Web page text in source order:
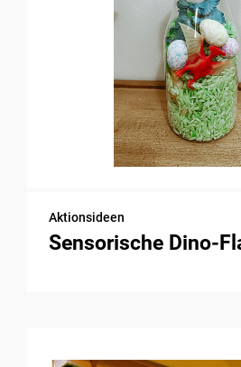
Aktionsideen
Sensorische Dino-